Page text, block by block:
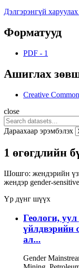
Дэлгэрэнгүй
Форматууд
PDF - 1
Ашиглах
Creative
close
Дараахаар эрэмбэлэх
1 өгөгдлийн
Шошго: жендэрийн
жендэр gender-
Үр дүнг шүүх
Геологи,
үйлдвэрийн
ал...
Gender